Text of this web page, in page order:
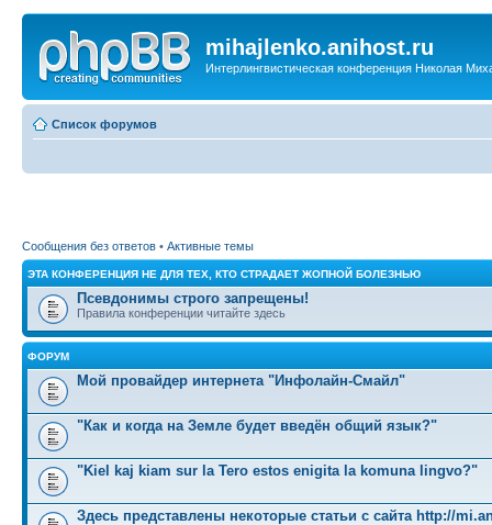
mihajlenko.anihost.ru
Интерлингвистическая конференция Николая
Список форумов
Сообщения без ответов • Активные темы
ЭТА КОНФЕРЕНЦИЯ НЕ ДЛЯ ТЕХ, КТО СТРАДАЕТ ЖОПНОЙ БОЛЕЗНЬЮ
Псевдонимы строго запрещены!
Правила конференции читайте здесь
ФОРУМ
Мой провайдер интернета "Инфолайн-Смайл"
"Как и когда на Земле будет введён общий язык?"
"Kiel kaj kiam sur la Tero estos enigita la komuna lingvo?"
Здесь представлены некоторые статьи с сайта http://